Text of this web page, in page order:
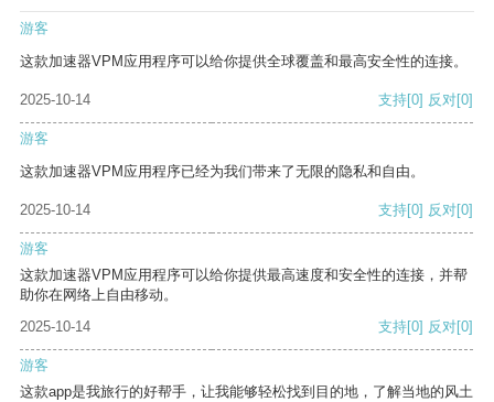
游客
这款加速器VPM应用程序可以给你提供全球覆盖和最高安全性的连接。
2025-10-14 支持[0] 反对[0]
游客
这款加速器VPM应用程序已经为我们带来了无限的隐私和自由。
2025-10-14 支持[0] 反对[0]
游客
这款加速器VPM应用程序可以给你提供最高速度和安全性的连接，并帮
助你在网络上自由移动。
2025-10-14
支持[0] 反对[0]
游客
这款app是我旅行的好帮手，让我能够轻松找到目的地，了解当地的风土